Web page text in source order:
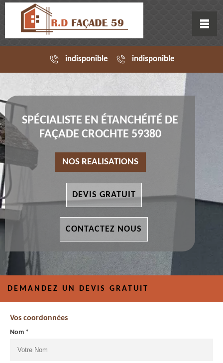
indisponible indisponible
SPÉCIALISTE EN ÉTANCHÉITÉ DE
FAÇADE CROCHTE 59380
NOS REALISATIONS
DEVIS GRATUIT
CONTACTEZ NOUS
DEMANDEZ UN DEVIS GRATUIT
Vos coordonnées
Nom *